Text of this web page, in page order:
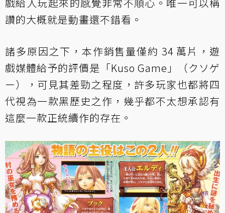
讚的大概就是動畫還不錯看。
諸多原因之下，本作銷售量僅約 34 萬片，遊
戲媒體給予的評價是「Kuso Game」（クソゲ
ー），可見其差勁之程度，許多玩家也都將四
代視為一款黑歷史之作，幾乎都不太想承認有
這麼一款正統續作的存在。